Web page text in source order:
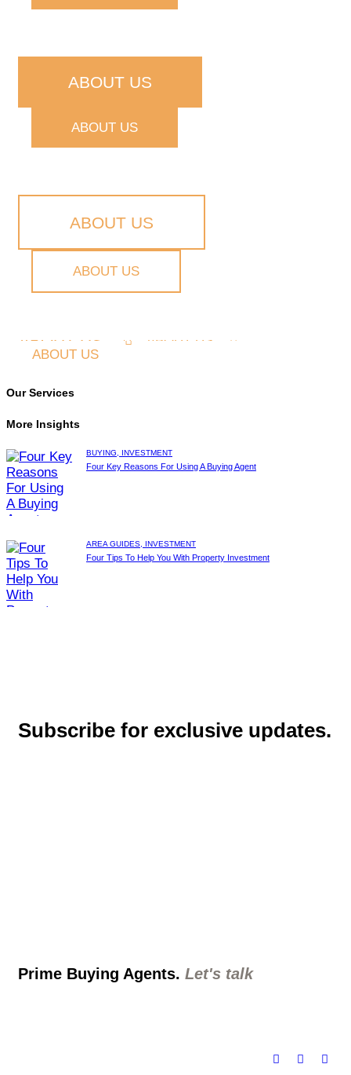
ABOUT US
ABOUT US
ABOUT US
ABOUT US
ABOUT US
ABOUT US
ABOUT US
Our Services
More Insights
BUYING, INVESTMENT
Four Key Reasons For Using A Buying Agent
AREA GUIDES, INVESTMENT
Four Tips To Help You With Property Investment
Subscribe for exclusive updates.
Prime Buying Agents. Let's talk